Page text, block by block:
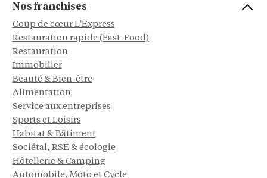
Nos franchises
Coup de cœur L'Express
Restauration rapide (Fast-Food)
Restauration
Immobilier
Beauté & Bien-être
Alimentation
Service aux entreprises
Sports et Loisirs
Habitat & Bâtiment
Sociétal, RSE & écologie
Hôtellerie & Camping
Automobile, Moto et Cycle